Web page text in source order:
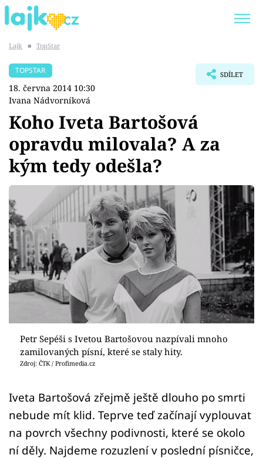
SHOPAHOLICADEL
Témata
Showbyznys
Youtubeři
Virály
Sex a vztahy
Videa
Sledujte prima+
Přihlášení
Sledujte nás
Lajk ■ TopStar
TOPSTAR
18. června 2014 10:30
Ivana Nádvorníková
SDÍLET
Koho Iveta Bartošová
opravdu milovala? A za
kým tedy odešla?
Petr Sepéši s Ivetou Bartošovou nazpívali mnoho
zamilovaných písní, které se staly hity.
Zdroj: ČTK / Profimedia.cz
Iveta Bartošová zřejmě ještě dlouho po smrti
nebude mít klid. Teprve teď začínají vyplouvat
na povrch všechny podivnosti, které se okolo
ní děly. Najdeme rozuzlení v poslední písničce,